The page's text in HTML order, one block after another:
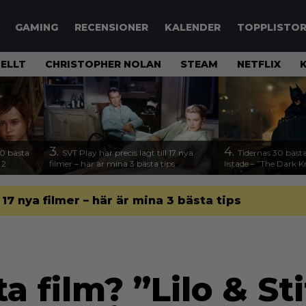
GAMING RECENSIONER KALENDER TOPPLISTOR
CHRISTOPHER NOLAN STEAM NETFLIX
bästa
3. SVT Play har precis lagt till 17 nya
filmer – här är mina 3 bästa tips
4. Tidernas 30
listade – ”The Dark
nya filmer – här är mina 3 bästa tips
film? ”Lilo &